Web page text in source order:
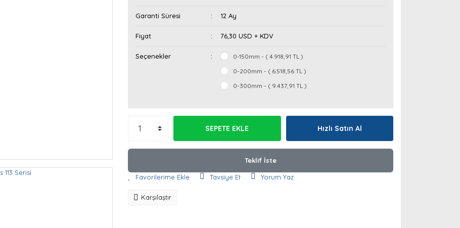
Garanti Süresi 12 Ay
Fiyat 76,30 USD + KDV
Seçenekler
0-150mm - ( 4.918,91 TL )
0-200mm - ( 6.518,56 TL )
0-300mm - ( 9.437,91 TL )
SEPETE EKLE Hızlı Satın Al
Teklif İste
Tavsiye Et Yorum Yaz
Karşılaştır